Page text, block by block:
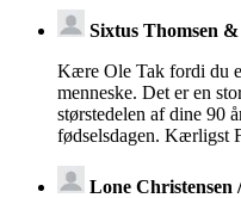
Sixtus Thomsen
Kære Ole Tak fordi du
menneske. Det er en
størstedelen af dine 90
fødselsdagen. Kærligst
Lone